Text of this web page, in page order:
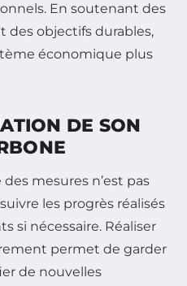
En soutenant des
des objectifs durables,
économique plus
DE SON
mesures n’est pas
les progrès réalisés
si nécessaire. Réaliser
permet de garder
de nouvelles